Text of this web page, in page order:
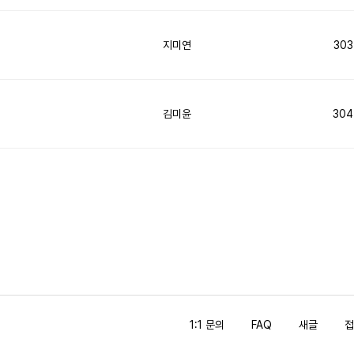
지미연 303
김미윤 304
1:1 문의 FAQ 새글